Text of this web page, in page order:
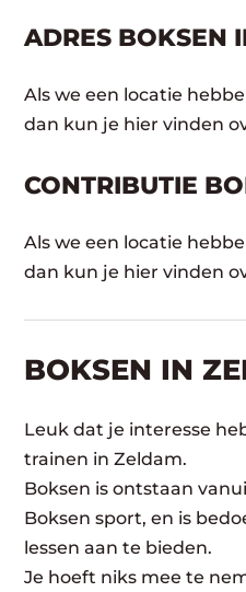
ADRES BOKSEN
Als we een locatie
dan kun je hier vinden
CONTRIBUTIE
Als we een locatie
dan kun je hier vinden
BOKSEN IN
Leuk dat je interesse
trainen in Zeldam.
Boksen is ontstaan
Boksen sport, en is
lessen aan te bieden.
Je hoeft niks mee te